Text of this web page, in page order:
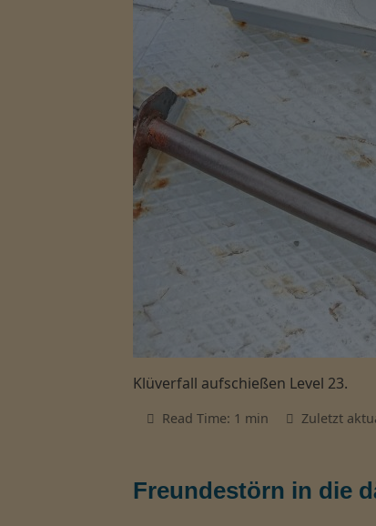
Klüverfall aufschießen Level 23.
Read Time: 1 min Zuletzt
Freundestörn in die